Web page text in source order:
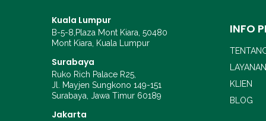
Kuala Lumpur
B-5-8,Plaza Mont Kiara, 50480
Mont Kiara, Kuala Lumpur
Surabaya
Ruko Rich Palace R25,
Jl. Mayjen Sungkono 149-151
Surabaya, Jawa Timur 60189
Jakarta
INFO
LAYANAN
KLIEN
BLOG